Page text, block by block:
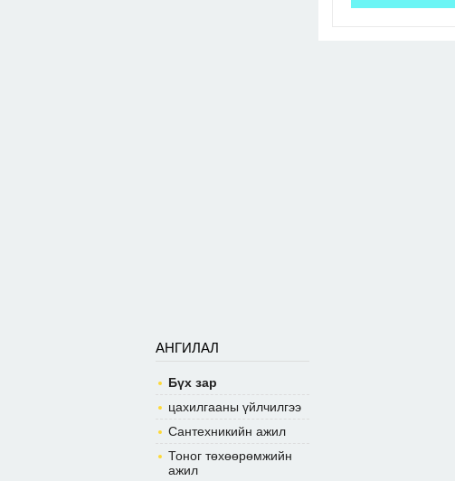
АНГИЛАЛ
Бүх зар
цахилгааны үйлчилгээ
Сантехникийн ажил
Тоног төхөөрөмжийн
ажил